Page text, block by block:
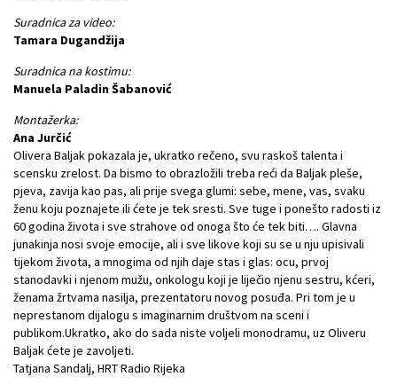
Suradnica za video:
Tamara Dugandžija
Suradnica na kostimu:
Manuela Paladin Šabanović
Montažerka:
Ana Jurčić
Olivera Baljak pokazala je, ukratko rečeno, svu raskoš talenta i
scensku zrelost. Da bismo to obrazložili treba reći da Baljak pleše,
pjeva, zavija kao pas, ali prije svega glumi: sebe, mene, vas, svaku
ženu koju poznajete ili ćete je tek sresti. Sve tuge i ponešto radosti iz
60 godina života i sve strahove od onoga što će tek biti…. Glavna
junakinja nosi svoje emocije, ali i sve likove koji su se u nju upisivali
tijekom života, a mnogima od njih daje stas i glas: ocu, prvoj
stanodavki i njenom mužu, onkologu koji je liječio njenu sestru, kćeri,
ženama žrtvama nasilja, prezentatoru novog posuđa. Pri tom je u
neprestanom dijalogu s imaginarnim društvom na sceni i
publikom.Ukratko, ako do sada niste voljeli monodramu, uz Oliveru
Baljak ćete je zavoljeti.
Tatjana Sandalj, HRT Radio Rijeka